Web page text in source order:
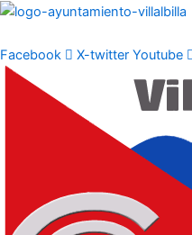
Ir
contenido
Facebook X-twitter Youtube